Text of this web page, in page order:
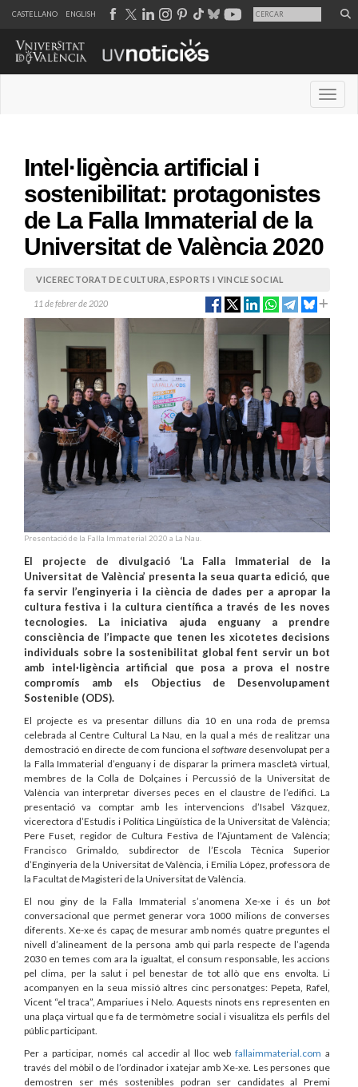
CASTELLANO ENGLISH
Intel·ligència artificial i
sostenibilitat: protagonistes
de La Falla Immaterial de la
Universitat de València 2020
VICERECTORAT DE CULTURA, ESPORTS I VINCLE SOCIAL
11 de febrer de 2020
Presentació de la Falla Immaterial 2020 a La Nau.
El projecte de divulgació ‘La Falla Immaterial de la
Universitat de València’ presenta la seua quarta edició, que
fa servir l’enginyeria i la ciència de dades per a apropar la
cultura festiva i la cultura científica a través de les noves
tecnologies. La iniciativa ajuda enguany a prendre
consciència de l’impacte que tenen les xicotetes decisions
individuals sobre la sostenibilitat global fent servir un bot
amb intel·ligència artificial que posa a prova el nostre
compromís amb els Objectius de Desenvolupament
Sostenible (ODS).
El projecte es va presentar dilluns dia 10 en una roda de premsa
celebrada al Centre Cultural La Nau, en la qual a més de realitzar una
demostració en directe de com funciona el softwaredesenvolupat per a
la Falla Immaterial d’enguany i de disparar la primera mascletà virtual,
membres de la Colla de Dolçaines i Percussió de la Universitat de
València van interpretar diverses peces en el claustre de l’edifici. La
presentació va comptar amb les intervencions d’Isabel Vázquez,
vicerectora d’Estudis i Política Lingüística de la Universitat de València;
Pere Fuset, regidor de Cultura Festiva de l’Ajuntament de València;
Francisco Grimaldo, subdirector de l’Escola Tècnica Superior
d’Enginyeria de la Universitat de València, i Emilia López, professora de
la Facultat de Magisteri de la Universitat de València.
El nou giny de la Falla Immaterial s’anomena Xe-xe i és un bot
conversacional que permet generar vora 1000 milions de converses
diferents. Xe-xe és capaç de mesurar amb només quatre preguntes el
nivell d’alineament de la persona amb qui parla respecte de l’agenda
2030 en temes com ara la igualtat, el consum responsable, les accions
pel clima, per la salut i pel benestar de tot allò que ens envolta. Li
acompanyen en la seua missió altres cinc personatges: Pepeta, Rafel,
Vicent “el traca”, Ampariues i Nelo. Aquests ninots ens representen en
una plaça virtual que fa de termòmetre social i visualitza els perfils del
públic participant.
Per a participar, només cal accedir al lloc webfallaimmaterial.com a
través del mòbil o de l’ordinador i xatejar amb Xe-xe. Les persones que
demostren ser més sostenibles podran ser candidates al Premi